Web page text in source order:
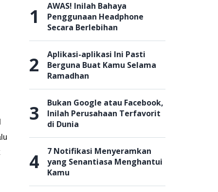
1
AWAS! Inilah Bahaya
Penggunaan Headphone
Secara Berlebihan
2
Aplikasi-aplikasi Ini Pasti
Berguna Buat Kamu Selama
Ramadhan
3
Bukan Google atau Facebook,
Inilah Perusahaan Terfavorit
di Dunia
4
7 Notifikasi Menyeramkan
yang Senantiasa Menghantui
Kamu